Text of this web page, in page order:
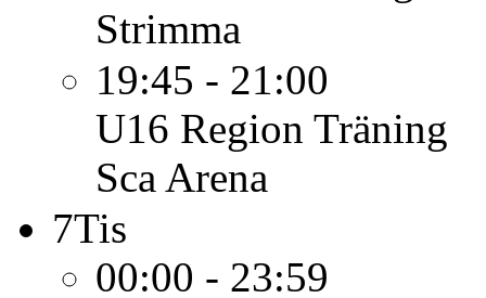
Strimma
19:45 - 21:00
U16 Region Träning
Sca Arena
7Tis
00:00 - 23:59